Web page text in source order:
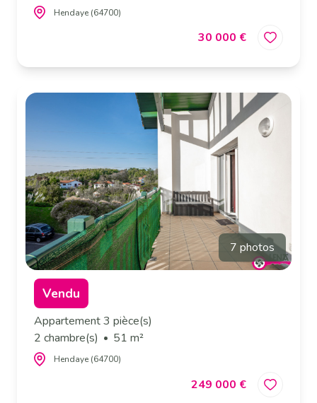
Hendaye (64700)
30 000 €
7 photos
Vendu
Appartement 3 pièce(s)
2 chambre(s)
51 m²
Hendaye (64700)
249 000 €